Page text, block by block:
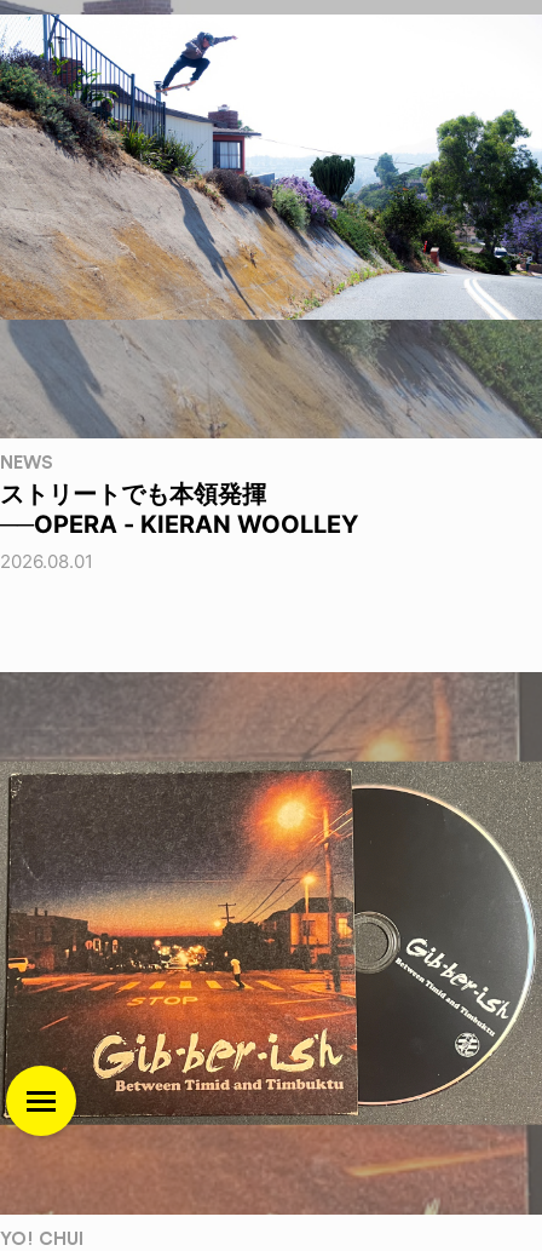
NEWS
ストリートでも本領発揮
──OPERA - KIERAN WOOLLEY
2026.08.01
YO! CHUI